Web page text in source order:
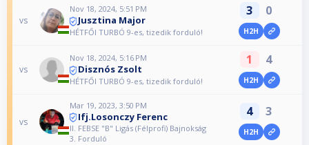
vs
Nov 18, 2024, 5:51 PM
Jusztina Major
HÉTFŐI TURBÓ 9-es, tizedik forduló!
3 0
H2H
vs
Nov 18, 2024, 5:16 PM
Disznós Zsolt
HÉTFŐI TURBÓ 9-es, tizedik forduló!
1 4
H2H
vs
Mar 19, 2023, 3:50 PM
Ifj.Losonczy Ferenc
II. FEBSE "B" Ligás (Félprofi) Bajnokság
3. Forduló
4 3
H2H